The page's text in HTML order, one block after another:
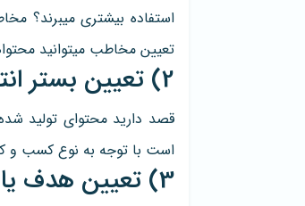
استفاده بیشتری میبرند؟
تعیین مخاطب میتوانید
2) تعیین بستر انتشار
قصد دارید محتوای تولید
است با توجه به نوع کسب و
3) تعیین هدف یا KPI